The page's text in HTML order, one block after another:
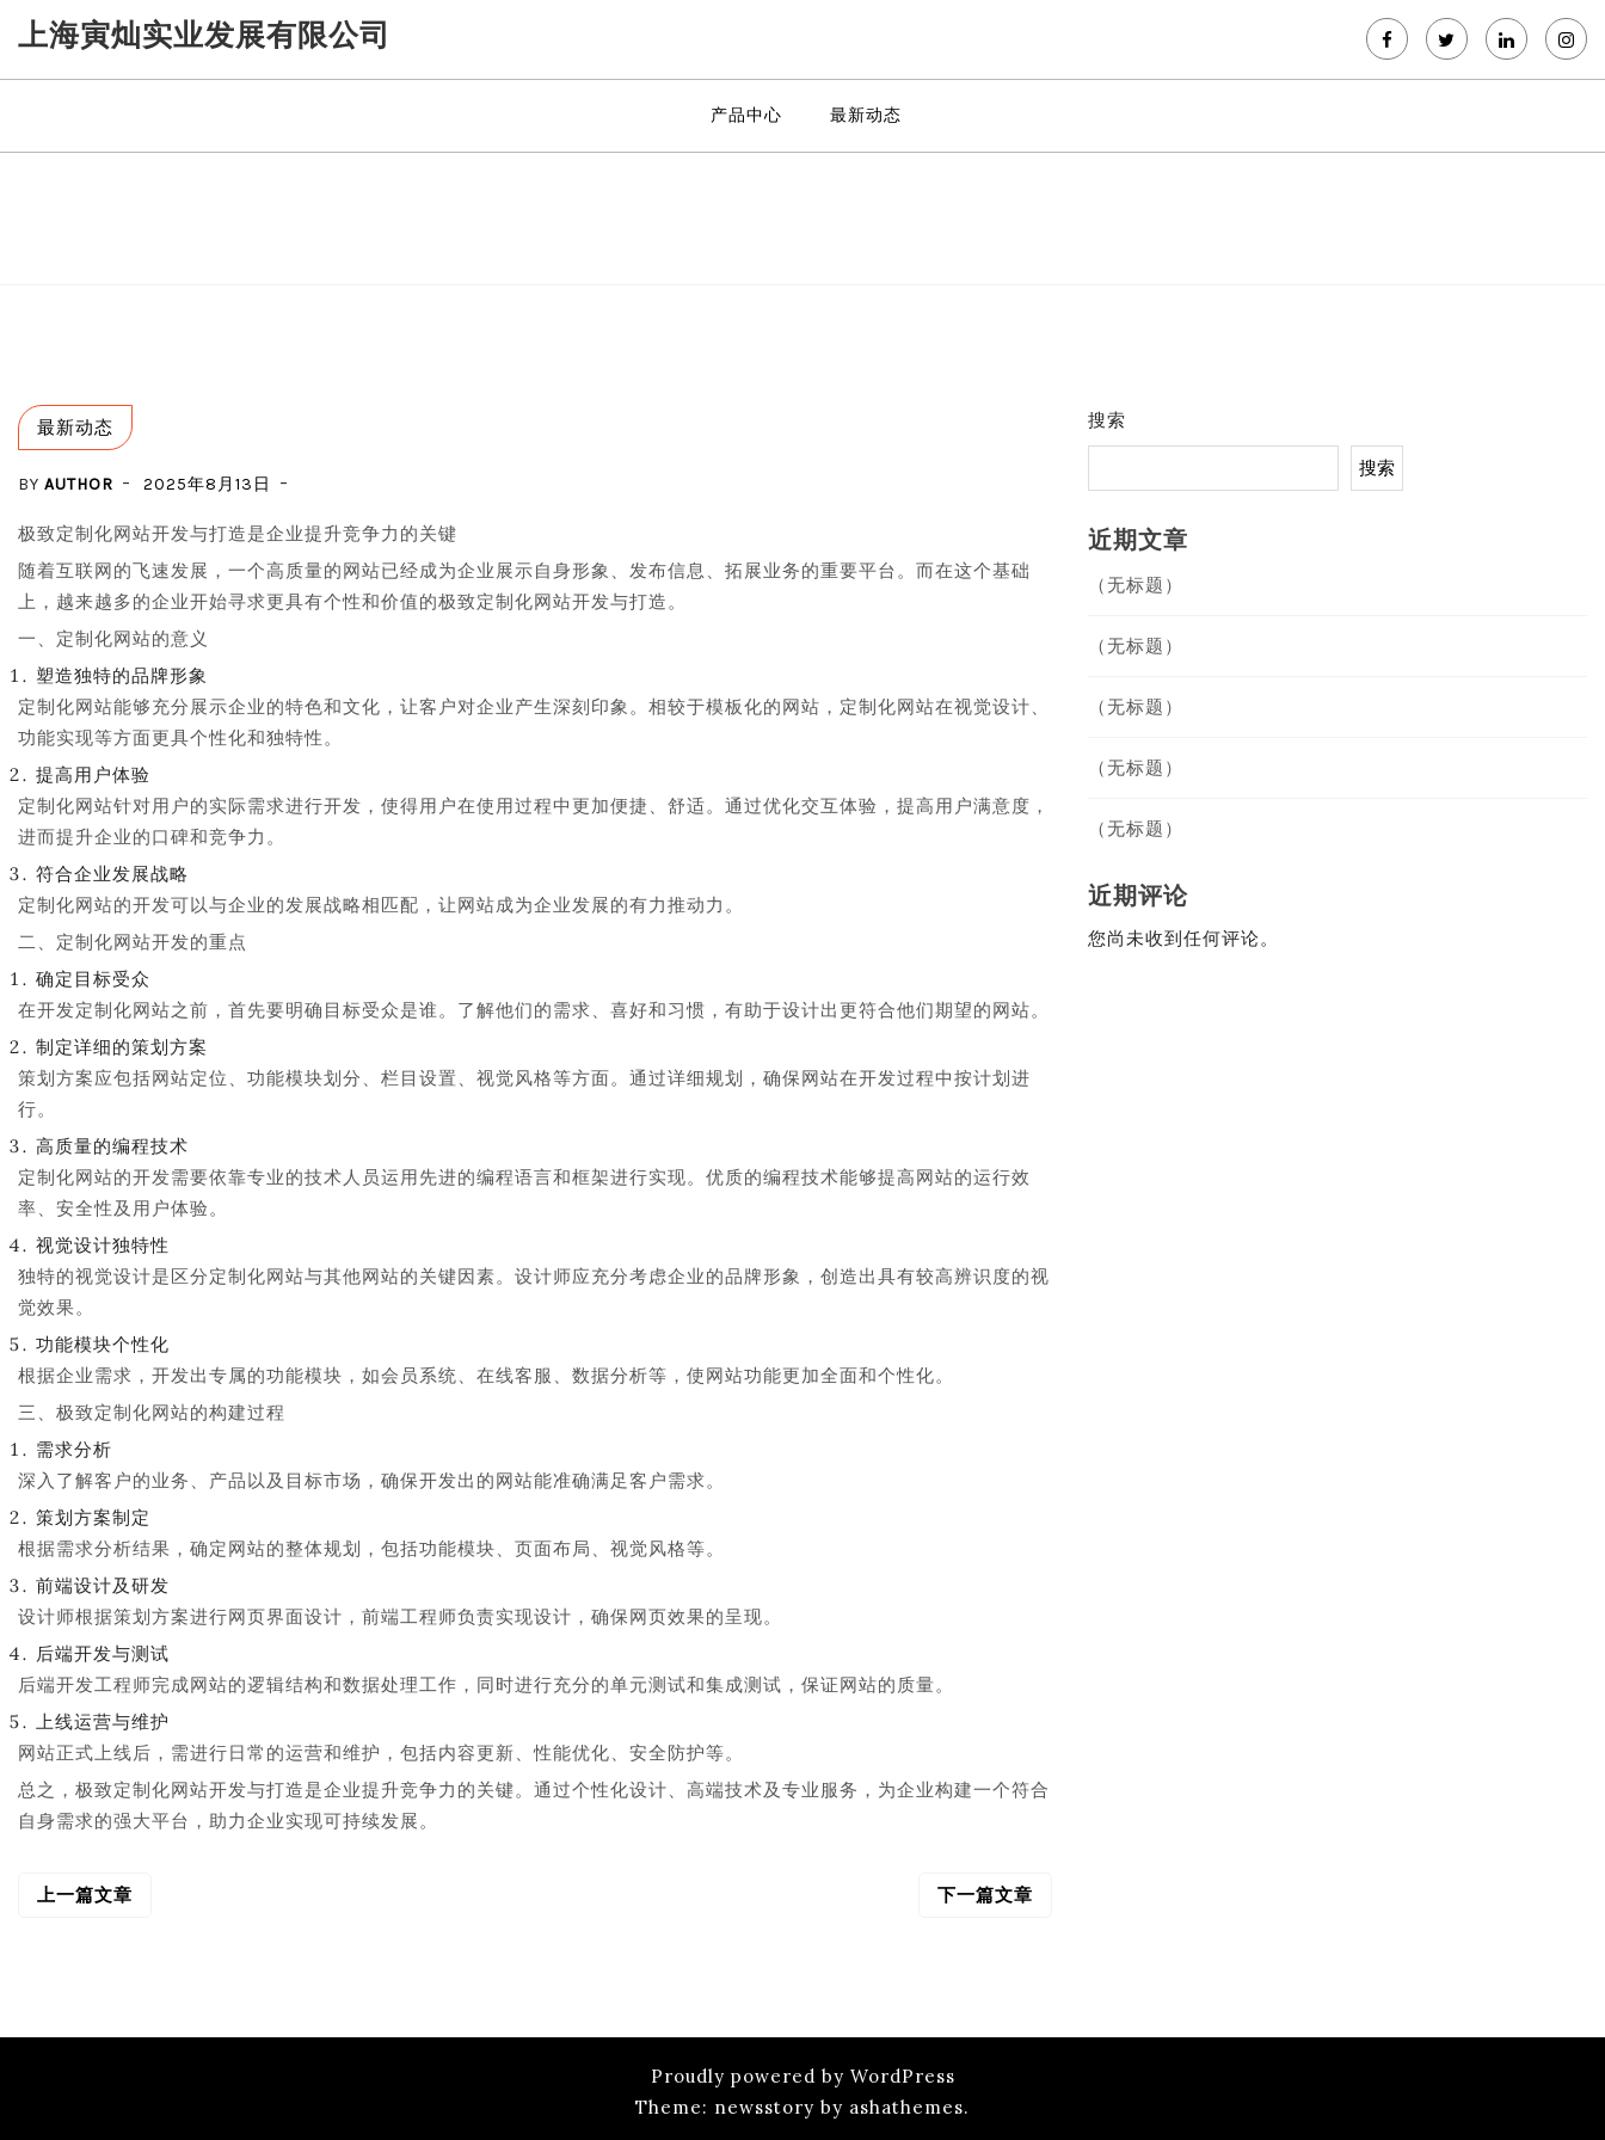
Skip
to
content
上海寅灿实业发展有限公司
产品中心 最新动态
最新动态
BY AUTHOR 2025年8月13日
极致定制化网站开发与打造是企业提升竞争力的关键
随着互联网的飞速发展，一个高质量的网站已经成为企业展示自身形象、发布信息、拓展业务的重要平台。而在这个基础
上，越来越多的企业开始寻求更具有个性和价值的极致定制化网站开发与打造。
一、定制化网站的意义
塑造独特的品牌形象
定制化网站能够充分展示企业的特色和文化，让客户对企业产生深刻印象。相较于模板化的网站，定制化网站在视觉设计、
功能实现等方面更具个性化和独特性。
提高用户体验
定制化网站针对用户的实际需求进行开发，使得用户在使用过程中更加便捷、舒适。通过优化交互体验，提高用户满意度，
进而提升企业的口碑和竞争力。
符合企业发展战略
定制化网站的开发可以与企业的发展战略相匹配，让网站成为企业发展的有力推动力。
二、定制化网站开发的重点
确定目标受众
在开发定制化网站之前，首先要明确目标受众是谁。了解他们的需求、喜好和习惯，有助于设计出更符合他们期望的网站。
制定详细的策划方案
策划方案应包括网站定位、功能模块划分、栏目设置、视觉风格等方面。通过详细规划，确保网站在开发过程中按计划进
行。
高质量的编程技术
定制化网站的开发需要依靠专业的技术人员运用先进的编程语言和框架进行实现。优质的编程技术能够提高网站的运行效
率、安全性及用户体验。
视觉设计独特性
独特的视觉设计是区分定制化网站与其他网站的关键因素。设计师应充分考虑企业的品牌形象，创造出具有较高辨识度的视
觉效果。
功能模块个性化
根据企业需求，开发出专属的功能模块，如会员系统、在线客服、数据分析等，使网站功能更加全面和个性化。
三、极致定制化网站的构建过程
需求分析
深入了解客户的业务、产品以及目标市场，确保开发出的网站能准确满足客户需求。
策划方案制定
根据需求分析结果，确定网站的整体规划，包括功能模块、页面布局、视觉风格等。
前端设计及研发
设计师根据策划方案进行网页界面设计，前端工程师负责实现设计，确保网页效果的呈现。
后端开发与测试
后端开发工程师完成网站的逻辑结构和数据处理工作，同时进行充分的单元测试和集成测试，保证网站的质量。
上线运营与维护
网站正式上线后，需进行日常的运营和维护，包括内容更新、性能优化、安全防护等。
总之，极致定制化网站开发与打造是企业提升竞争力的关键。通过个性化设计、高端技术及专业服务，为企业构建一个符合
自身需求的强大平台，助力企业实现可持续发展。
文
上一篇文章 下一篇文章
搜索
搜索
近期文章
（无标题）
（无标题）
（无标题）
（无标题）
（无标题）
近期评论
您尚未收到任何评论。
Proudly powered by WordPress
Theme: newsstory by ashathemes.